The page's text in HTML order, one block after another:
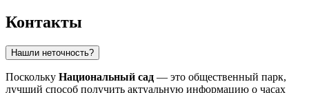
Контакты
Нашли неточность?
Поскольку Национальный сад — это общественный парк,
лучший способ получить актуальную информацию о часах